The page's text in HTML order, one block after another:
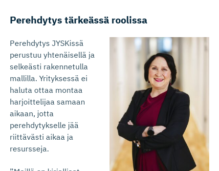
Perehdytys tärkeässä roolissa
Perehdytys JYSKissä
perustuu yhtenäisellä ja
selkeästi rakennetulla
mallilla. Yrityksessä ei
haluta ottaa montaa
harjoittelijaa samaan
aikaan, jotta
perehdytykselle jää
riittävästi aikaa ja
resursseja.